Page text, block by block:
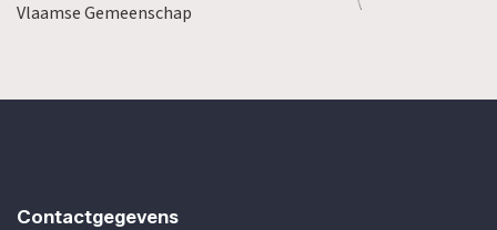
Vlaamse Gemeenschap
Contactgegevens